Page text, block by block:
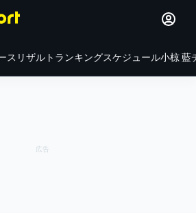
ス リザルト ランキングスケジュール小椋 藍